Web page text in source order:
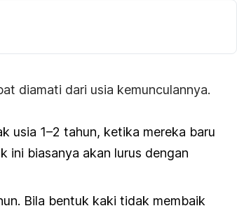
diamati dari usia kemunculannya.
usia 1–2 tahun, ketika mereka baru
ini biasanya akan lurus dengan
Bila bentuk kaki tidak membaik